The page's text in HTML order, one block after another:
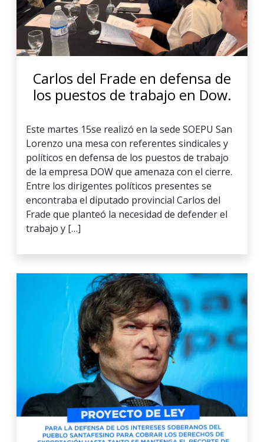
Carlos del Frade en defensa de
los puestos de trabajo en Dow.
Este martes 15se realizó en la sede SOEPU San
Lorenzo una mesa con referentes sindicales y
políticos en defensa de los puestos de trabajo
de la empresa DOW que amenaza con el cierre.
Entre los dirigentes políticos presentes se
encontraba el diputado provincial Carlos del
Frade que planteó la necesidad de defender el
trabajo y […]